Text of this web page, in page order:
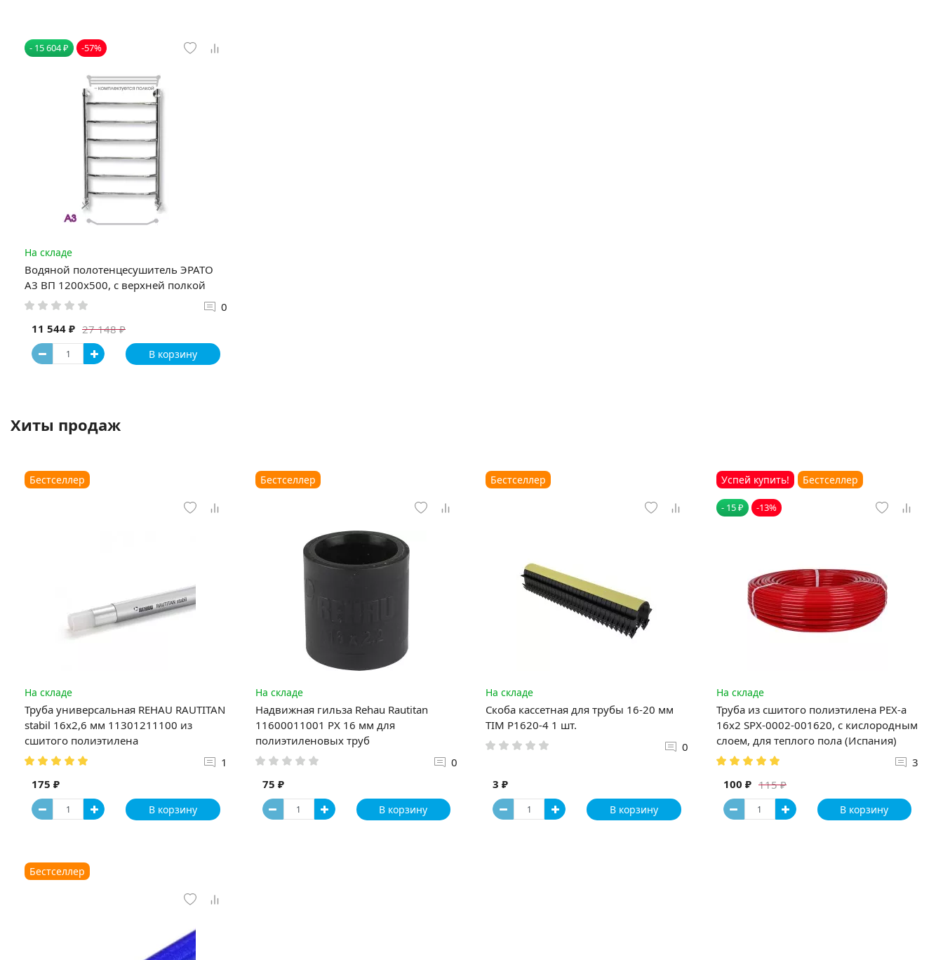
- 15 604 ₽ -57%
На складе
Водяной полотенцесушитель ЭРАТО
А3 ВП 1200x500, с верхней полкой
0
27 148 ₽
11 544 ₽
В корзину
Хиты продаж
Бестселлер
На складе
Труба универсальная REHAU RAUTITAN
stabil 16х2,6 мм 11301211100 из
сшитого полиэтилена
1
175 ₽
В корзину
Бестселлер
На складе
Надвижная гильза Rehau Rautitan
11600011001 PX 16 мм для
полиэтиленовых труб
0
75 ₽
В корзину
Бестселлер
На складе
Скоба кассетная для трубы 16-20 мм
TIM P1620-4 1 шт.
0
3 ₽
В корзину
Успей купить! Бестселлер
- 15 ₽ -13%
На складе
Труба из сшитого полиэтилена PEX-a
16х2 SPX-0002-001620, с кислородным
слоем, для теплого пола (Испания)
3
115 ₽
100 ₽
В корзину
Бестселлер